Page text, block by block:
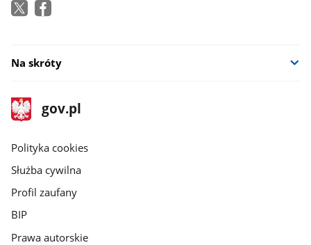
Na skróty
stopka
gov.pl
Strona
gov.pl
gov.pl
Polityka cookies
Służba cywilna
Profil zaufany
BIP
Prawa autorskie